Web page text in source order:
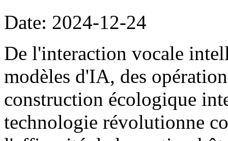
Date: 2024-12-24
De l'interaction vocale
modèles d'IA, des
construction écologique
technologie révolutionne